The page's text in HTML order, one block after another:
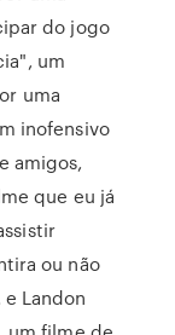
do jogo
um
uma
inofensivo
amigos,
que eu já
ou não
Landon